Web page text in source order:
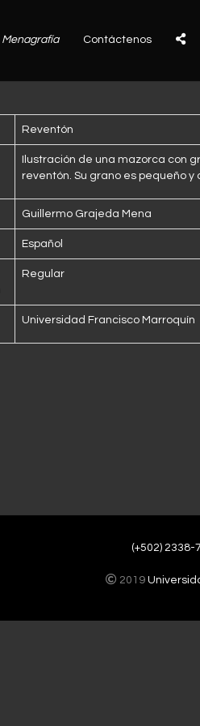
Menagrafía Contáctenos
Reventón
Ilustración de una mazorca con
reventón. Su grano es pequeño y
Guillermo Grajeda Mena
Español
Regular
Universidad Francisco Marroquín
(+502) 2338-
2019